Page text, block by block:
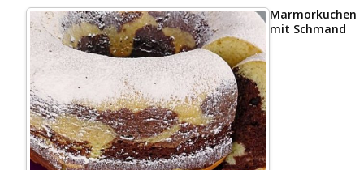
Marmorkuchen
mit Schmand